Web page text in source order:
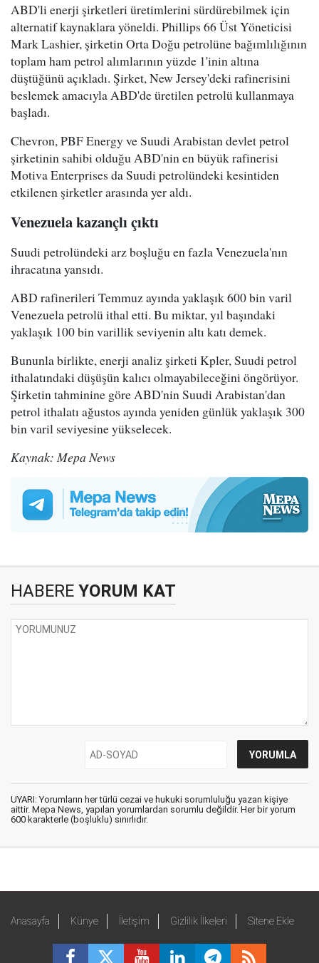
ABD'li enerji şirketleri üretimlerini sürdürebilmek için
alternatif kaynaklara yöneldi. Phillips 66 Üst Yöneticisi
Mark Lashier, şirketin Orta Doğu petrolüne bağımlılığının
toplam ham petrol alımlarının yüzde 1'inin altına
düştüğünü açıkladı. Şirket, New Jersey'deki rafinerisini
beslemek amacıyla ABD'de üretilen petrolü kullanmaya
başladı.
Chevron, PBF Energy ve Suudi Arabistan devlet petrol
şirketinin sahibi olduğu ABD'nin en büyük rafinerisi
Motiva Enterprises da Suudi petrolündeki kesintiden
etkilenen şirketler arasında yer aldı.
Venezuela kazançlı çıktı
Suudi petrolündeki arz boşluğu en fazla Venezuela'nın
ihracatına yansıdı.
ABD rafinerileri Temmuz ayında yaklaşık 600 bin varil
Venezuela petrolü ithal etti. Bu miktar, yıl başındaki
yaklaşık 100 bin varillik seviyenin altı katı demek.
Bununla birlikte, enerji analiz şirketi Kpler, Suudi petrol
ithalatındaki düşüşün kalıcı olmayabileceğini öngörüyor.
Şirketin tahminine göre ABD'nin Suudi Arabistan'dan
petrol ithalatı ağustos ayında yeniden günlük yaklaşık 300
bin varil seviyesine yükselecek.
Kaynak: Mepa News
HABERE YORUM KAT
UYARI: Yorumların her türlü cezai ve hukuki sorumluluğu yazan kişiye
aittir. Mepa News, yapılan yorumlardan sorumlu değildir. Her bir yorum
600 karakterle (boşluklu) sınırlıdır.
Anasayfa Künye İletişim Gizlilik İlkeleri Sitene Ekle